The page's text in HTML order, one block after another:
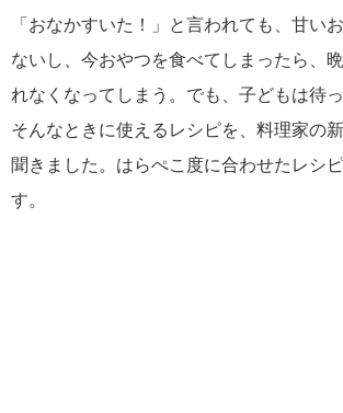
「おなかすいた！」と言われても、甘い
ないし、今おやつを食べてしまったら、
れなくなってしまう。でも、子どもは待っ
そんなときに使えるレシピを、料理家の
聞きました。はらぺこ度に合わせたレシ
す。